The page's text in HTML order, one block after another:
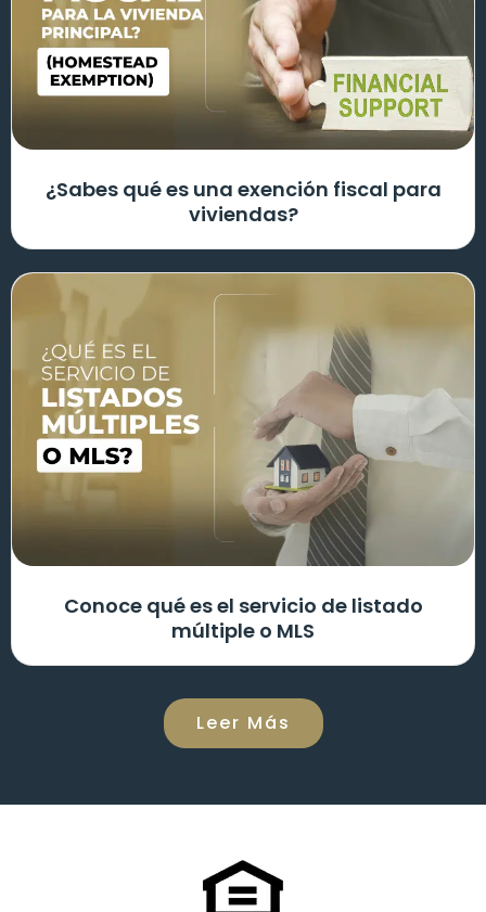
¿Sabes qué es una exención fiscal para
viviendas?
Conoce qué es el servicio de listado
múltiple o MLS
Leer Más